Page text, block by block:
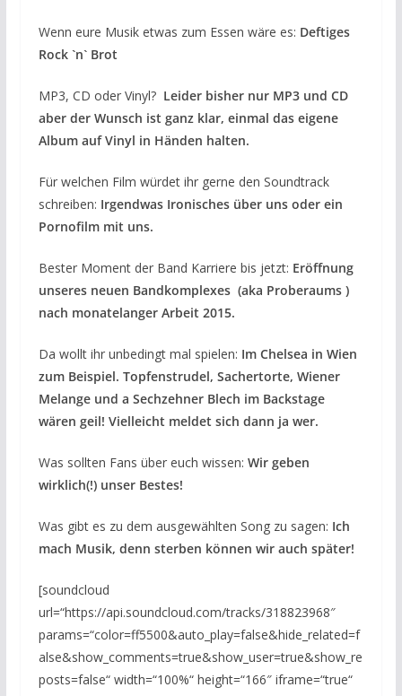
Wenn eure Musik etwas zum Essen wäre es: Deftiges
Rock `n` Brot
MP3, CD oder Vinyl? Leider bisher nur MP3 und CD
aber der Wunsch ist ganz klar, einmal das eigene
Album auf Vinyl in Händen halten.
Für welchen Film würdet ihr gerne den Soundtrack
schreiben: Irgendwas Ironisches über uns oder ein
Pornofilm mit uns.
Bester Moment der Band Karriere bis jetzt: Eröffnung
unseres neuen Bandkomplexes (aka Proberaums )
nach monatelanger Arbeit 2015.
Da wollt ihr unbedingt mal spielen: Im Chelsea in Wien
zum Beispiel. Topfenstrudel, Sachertorte, Wiener
Melange und a Sechzehner Blech im Backstage
wären geil! Vielleicht meldet sich dann ja wer.
Was sollten Fans über euch wissen: Wir geben
wirklich(!) unser Bestes!
Was gibt es zu dem ausgewählten Song zu sagen: Ich
mach Musik, denn sterben können wir auch später!
[soundcloud
url=“https://api.soundcloud.com/tracks/318823968″
params=“color=ff5500&auto_play=false&hide_related=f
alse&show_comments=true&show_user=true&show_re
posts=false“ width=“100%“ height=“166″ iframe=“true“